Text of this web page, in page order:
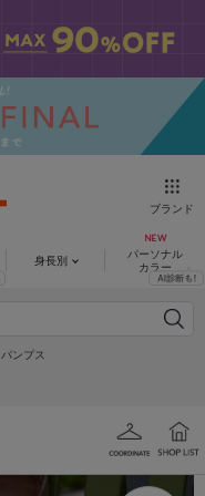
ブランド
身長別
パーソナル
カラー
パンプス